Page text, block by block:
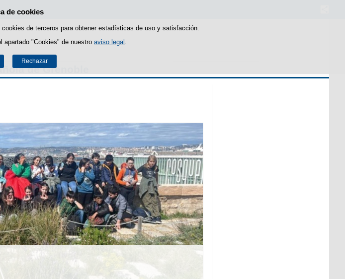
de cookies
de terceros para obtener estadísticas de uso y satisfacción.
apartado "Cookies" de nuestro aviso legal
Rechazar
Saltar al contenido
de Grenoble